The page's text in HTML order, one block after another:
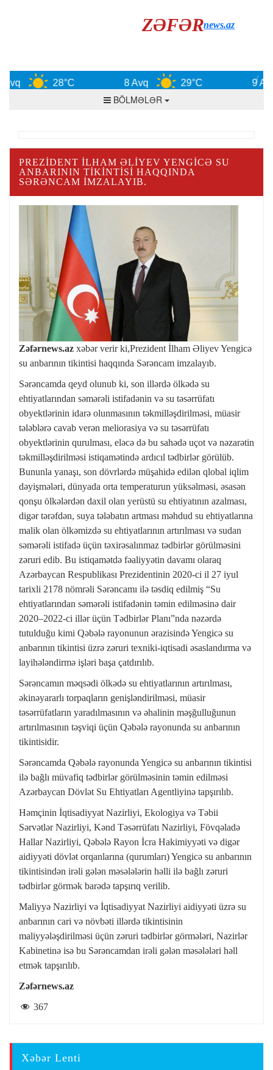
ZƏFƏRnews.az
28°C 8 Avq 29°C 9 Avq
BÖLMƏLƏR
PREZIDENT İLHAM ƏLIYEV YENGICƏ SU
ANBARININ TIKINTISI HAQQINDA
SƏRƏNCAM IMZALAYIB.
Zəfərnews.az xəbər verir ki,Prezident İlham Əliyev Yengicə
su anbarının tikintisi haqqında Sərəncam imzalayıb.
Sərəncamda qeyd olunub ki, son illərdə ölkədə su
ehtiyatlarından səmərəli istifadənin və su təsərrüfatı
obyektlərinin idarə olunmasının təkmilləşdirilməsi, müasir
tələblərə cavab verən meliorasiya və su təsərrüfatı
obyektlərinin qurulması, eləcə də bu sahədə uçot və nəzarətin
təkmilləşdirilməsi istiqamətində ardıcıl tədbirlər görülüb.
Bununla yanaşı, son dövrlərdə müşahidə edilən qlobal iqlim
dəyişmələri, dünyada orta temperaturun yüksəlməsi, əsasən
qonşu ölkələrdən daxil olan yerüstü su ehtiyatının azalması,
digər tərəfdən, suya tələbatın artması məhdud su ehtiyatlarına
malik olan ölkəmizdə su ehtiyatlarının artırılması və sudan
səmərəli istifadə üçün təxirəsalınmaz tədbirlər görülməsini
zəruri edib. Bu istiqamətdə fəaliyyətin davamı olaraq
Azərbaycan Respublikası Prezidentinin 2020-ci il 27 iyul
tarixli 2178 nömrəli Sərəncamı ilə təsdiq edilmiş “Su
ehtiyatlarından səmərəli istifadənin təmin edilməsinə dair
2020–2022-ci illər üçün Tədbirlər Planı”nda nəzərdə
tutulduğu kimi Qəbələ rayonunun ərazisində Yengicə su
anbarının tikintisi üzrə zəruri texniki-iqtisadi əsaslandırma və
layihələndirmə işləri başa çatdırılıb.
Sərəncamın məqsədi ölkədə su ehtiyatlarının artırılması,
əkinəyararlı torpaqların genişləndirilməsi, müasir
təsərrüfatların yaradılmasının və əhalinin məşğulluğunun
artırılmasının təşviqi üçün Qəbələ rayonunda su anbarının
tikintisidir.
Sərəncamda Qəbələ rayonunda Yengicə su anbarının tikintisi
ilə bağlı müvafiq tədbirlər görülməsinin təmin edilməsi
Azərbaycan Dövlət Su Ehtiyatları Agentliyinə tapşırılıb.
Həmçinin İqtisadiyyat Nazirliyi, Ekologiya və Təbii
Sərvətlər Nazirliyi, Kənd Təsərrüfatı Nazirliyi, Fövqəladə
Hallar Nazirliyi, Qəbələ Rayon İcra Hakimiyyəti və digər
aidiyyəti dövlət orqanlarına (qurumları) Yengicə su anbarının
tikintisindən irəli gələn məsələlərin həlli ilə bağlı zəruri
tədbirlər görmək barədə tapşırıq verilib.
Maliyyə Nazirliyi və İqtisadiyyat Nazirliyi aidiyyəti üzrə su
anbarının cari və növbəti illərdə tikintisinin
maliyyələşdirilməsi üçün zəruri tədbirlər görmələri, Nazirlər
Kabinetinə isə bu Sərəncamdan irəli gələn məsələləri həll
etmək tapşırılıb.
Zəfərnews.az
367
Xəbər Lenti